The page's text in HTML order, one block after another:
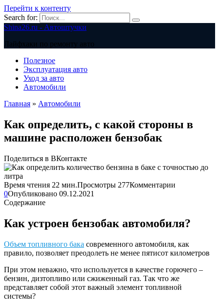
Перейти к контенту
Search for:
Shina26.ru - Автоштучки
Лайфхаки по ремонту авто
Полезное
Эксплуатация авто
Уход за авто
Автомобили
Главная » Автомобили
Как определить, с какой стороны в
машине расположен бензобак
Поделиться в ВКонтакте
Время чтения 22 мин.Просмотры 277Комментарии
0Опубликовано 09.12.2021
Содержание
Как устроен бензобак автомобиля?
Объем топливного бака современного автомобиля, как
правило, позволяет преодолеть не менее пятисот километров
При этом неважно, что используется в качестве горючего –
бензин, дизтопливо или сжиженный газ. Так что же
представляет собой этот важный элемент топливной
системы?